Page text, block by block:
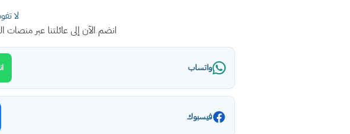
لا
انضم الآن إلى عائلتنا عبر
واتساب
فيسبوك